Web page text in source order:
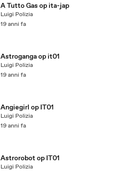
A Tutto Gas op ita-jap
Luigi Polizia
19 anni fa
Astroganga op it01
Luigi Polizia
19 anni fa
Angiegirl op IT01
Luigi Polizia
19 anni fa
Astrorobot op IT01
Luigi Polizia